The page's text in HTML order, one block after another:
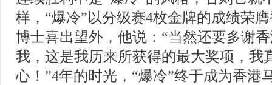
样，“爆冷”以分级赛4枚金牌的成绩荣
博士喜出望外，他说：“当然还要多谢
我，这是我历来所获得的最大奖项，我
心！”4年的时光，“爆冷”终于成为香港